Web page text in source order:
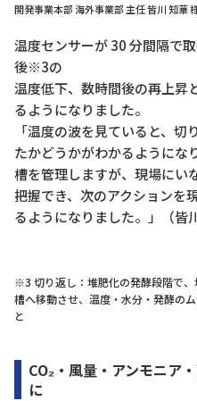
開発事業本部 海外事業部 主任 皆川 知華
温度センサーが 30 分間隔で
後※3の
温度低下、数時間後の再上昇
るようになりました。
「温度の波を見ていると、
たかどうかがわかるようにな
槽を管理しますが、現場にい
把握でき、次のアクションを
るようになりました。」（皆
※3 切り返し：堆肥化の発酵段階で
槽へ移動させ、温度・水分・発酵の
と
CO₂・風量・アンモニア
に